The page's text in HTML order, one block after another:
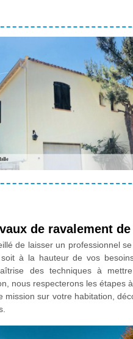
de ravalement
de laisser un professionnel
à la hauteur de vos
des techniques à
nous respecterons les étapes
mission sur votre habitation,